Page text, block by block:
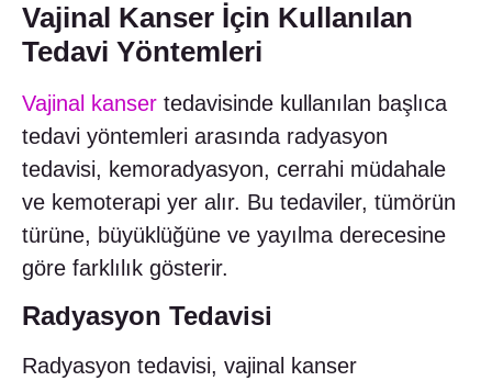
Vajinal Kanser İçin Kullanılan
Tedavi Yöntemleri
Vajinal kanser tedavisinde kullanılan başlıca
tedavi yöntemleri arasında radyasyon
tedavisi, kemoradyasyon, cerrahi müdahale
ve kemoterapi yer alır. Bu tedaviler, tümörün
türüne, büyüklüğüne ve yayılma derecesine
göre farklılık gösterir.
Radyasyon Tedavisi
Radyasyon tedavisi, vajinal kanser